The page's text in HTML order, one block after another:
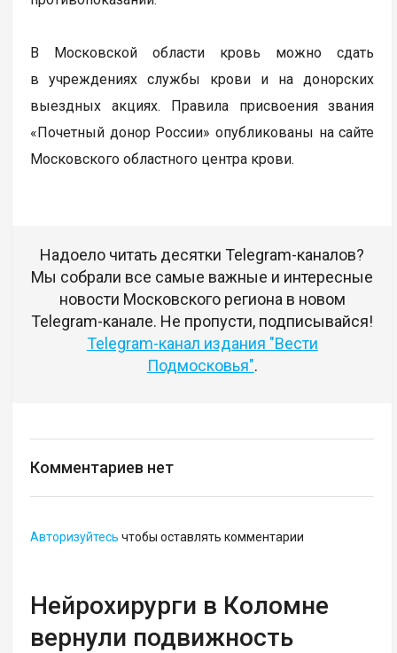
В Московской области кровь можно сдать
в учреждениях службы крови и на донорских
выездных акциях. Правила присвоения звания
«Почетный донор России» опубликованы на сайте
Московского областного центра крови.
Надоело читать десятки Telegram-каналов?
Мы собрали все самые важные и интересные
новости Московского региона в новом
Telegram-канале. Не пропусти, подписывайся!
Telegram-канал издания "Вести
Подмосковья".
Комментариев нет
Авторизуйтесь чтобы оставлять комментарии
Нейрохирурги в Коломне
вернули подвижность